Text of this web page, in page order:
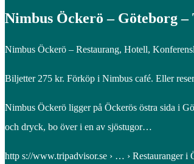
Nimbus Öckerö – Göteborg –
Nimbus Öckerö – Restaurang, Hotell,
Biljetter 275 kr. Förköp i Nimbus café. Eller
Nimbus Öckerö ligger på Öckerös östra sida i
och dryck, bo över i en av sjöstugor…
http s://www.tripadvisor.se › … › Restauranger i